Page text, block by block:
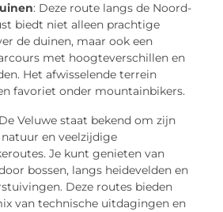
: Deze route langs de Noord-
biedt niet alleen prachtige
de duinen, maar ook een
met hoogteverschillen en
Het afwisselende terrein
favoriet onder mountainbikers.
Veluwe staat bekend om zijn
en veelzijdige
Je kunt genieten van
bossen, langs heidevelden en
Deze routes bieden
van technische uitdagingen en